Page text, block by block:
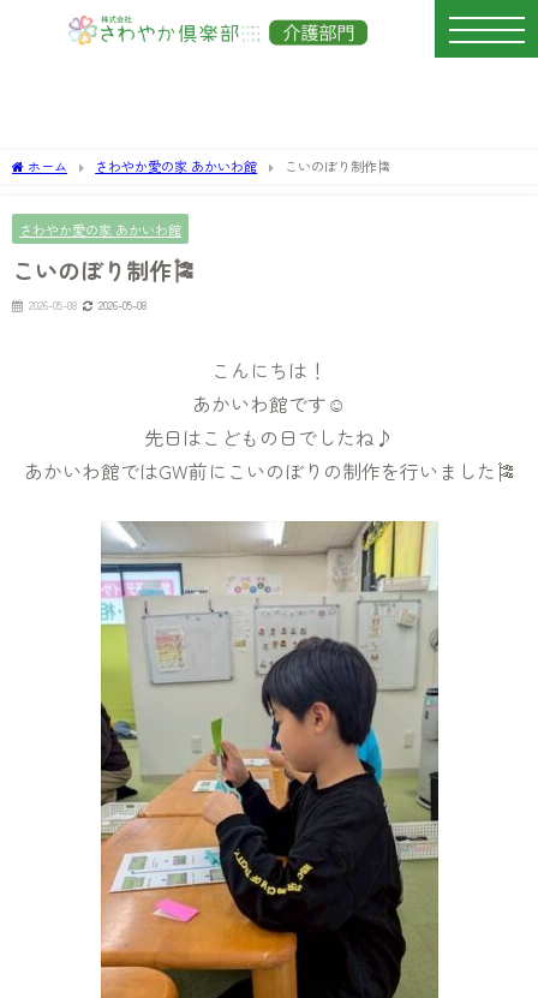
ホーム さわやか愛の家 あかいわ館 こいのぼり制作🎏
さわやか愛の家 あかいわ館
こいのぼり制作🎏
2026-05-08 2026-05-08
こんにちは！
あかいわ館です☺
先日はこどもの日でしたね♪
あかいわ館ではGW前にこいのぼりの制作を行いました🎏